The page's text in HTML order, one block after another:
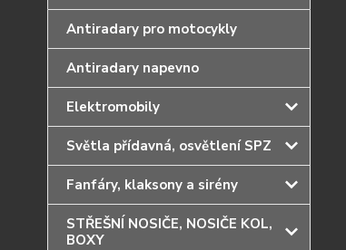
Antiradary pro motocykly
Antiradary napevno
Elektromobily
Světla přídavná, osvětlení SPZ
Fanfáry, klaksony a sirény
STŘEŠNÍ NOSIČE, NOSIČE KOL,
BOXY